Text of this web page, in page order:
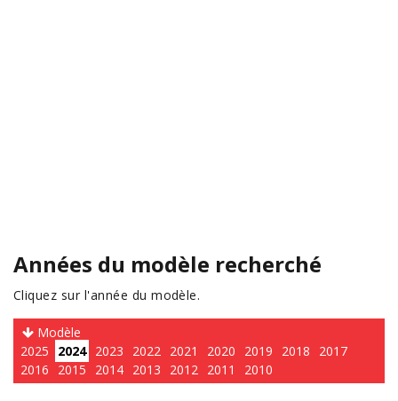
Années du modèle recherché
Cliquez sur l'année du modèle.
Modèle
2025
2024 2023 2022 2021 2020 2019 2018
2017
2016
2015 2014 2013 2012 2011 2010